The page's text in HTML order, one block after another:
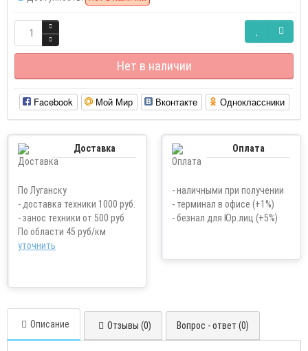
Нет в наличии
Facebook Мой Мир Вконтакте Одноклассники
Доставка
По Луганску
- доставка техники 1000 руб.
- занос техники от 500 руб
По области 45 руб/км
уточнить
Оплата
- наличными при получении
- терминал в офисе (+1%)
- безнал для Юр.лиц (+5%)
Описание Отзывы (0) Вопрос - ответ (0)